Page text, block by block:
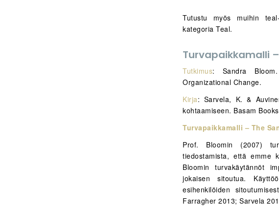
Tutustu myös muihin
kategoria Teal.
Turvapaikkamalli
Tutkimus: Sandra
Organizational Change.
Kirja: Sarvela, K. &
kohtaamiseen. Basam
Turvapaikkamalli – The
Prof. Bloomin (2007)
tiedostamista, että emme
Bloomin turvakäytännöt
jokaisen sitoutua.
esihenkilöiden
Farragher 2013; Sarvela